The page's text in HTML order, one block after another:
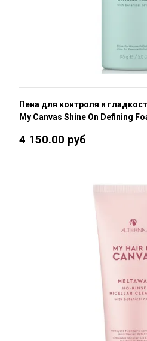
Пена для контроля и
My Canvas Shine On Defining
4 150.00 руб